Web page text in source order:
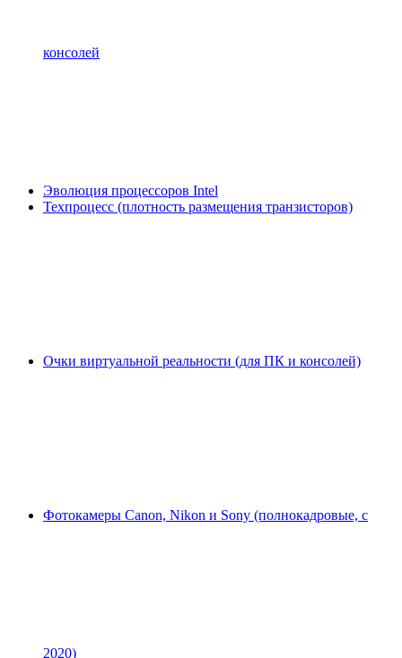
консолей
Эволюция процессоров Intel
Техпроцесс (плотность размещения транзисторов)
Очки виртуальной реальности (для ПК и консолей)
Фотокамеры Canon, Nikon и Sony (полнокадровые, с
2020)